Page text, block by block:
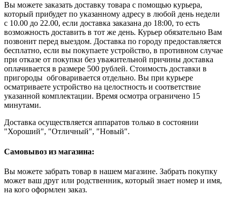
Вы можете заказать доставку товара с помощью курьера,
который прибудет по указанному адресу в любой день недели
с 10.00 до 22.00, если доставка заказана до 18:00, то есть
возможность доставить в тот же день. Курьер обязательно Вам
позвонит перед выездом. Доставка по городу предоставляется
бесплатно, если вы покупаете устройство, в противном случае
при отказе от покупки без уважительной причины доставка
оплачивается в размере 500 рублей. Стоимость доставки в
пригороды обговаривается отдельно. Вы при курьере
осматриваете устройство на целостность и соответствие
указанной комплектации. Время осмотра ограничено 15
минутами.
Доставка осуществляется аппаратов только в состоянии
"Хороший", "Отличный", "Новый".
Самовывоз из магазина:
Вы можете забрать товар в нашем магазине. Забрать покупку
может ваш друг или родственник, который знает номер и имя,
на кого оформлен заказ.